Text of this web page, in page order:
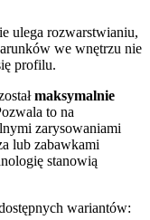
ulega rozwarstwianiu,
we wnętrzu nie
profilu.
maksymalnie
to na
zarysowaniami
lub zabawkami
stanowią
wariantów: